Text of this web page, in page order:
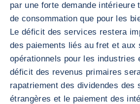
par une forte demande intérieure
de consommation que pour les
Le déficit des services restera
des paiements liés au fret et aux
opérationnels pour les industries
déficit des revenus primaires
rapatriement des dividendes des
étrangères et le paiement des